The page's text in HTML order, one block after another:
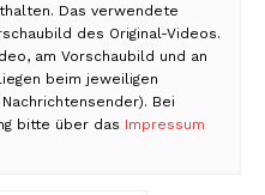
Das verwendete
des Original-Videos.
am Vorschaubild und an
beim jeweiligen
Bei
bitte über das Impressum